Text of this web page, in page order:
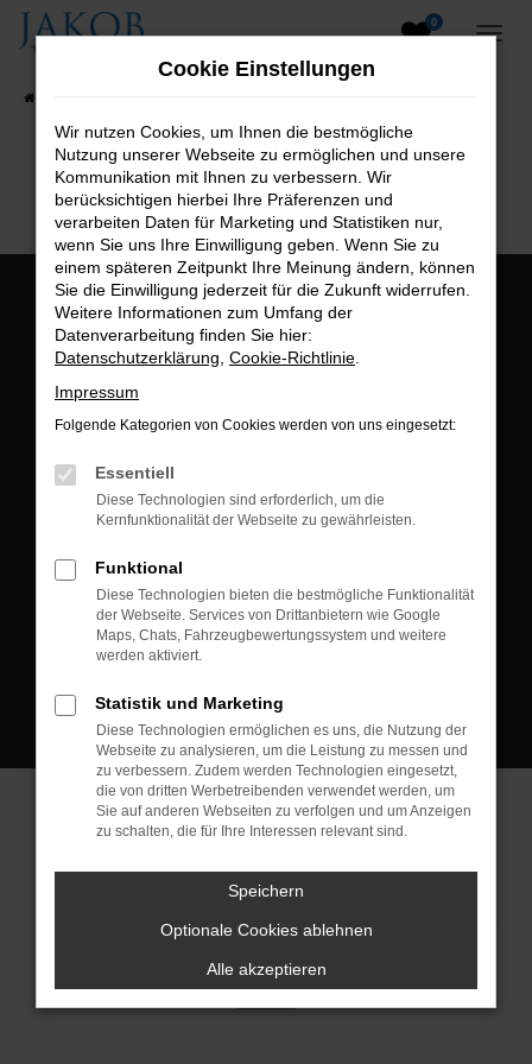
Zum
0
B2B-Shop
Öffnungszeiten:
Montag bis Freitag:
Postadresse:
Kontakt:
Tel.: +49 3745 760 90 20
Fax: +49 3745 760 90 21
Mail: fj@jakob-trading.com
Cookie Einstellungen
© 2026 Jakob Trading GmbH | Neustädter Straße 1 | DE-08223
Neustadt/Vogtland | fj@jakob-trading.com | Webdesign by audaris.de
Cookie Einstellungen
Wir nutzen Cookies, um Ihnen die bestmögliche
Nutzung unserer Webseite zu ermöglichen und unsere
Kommunikation mit Ihnen zu verbessern. Wir
berücksichtigen hierbei Ihre Präferenzen und
verarbeiten Daten für Marketing und Statistiken nur,
wenn Sie uns Ihre Einwilligung geben. Wenn Sie zu
einem späteren Zeitpunkt Ihre Meinung ändern, können
Sie die Einwilligung jederzeit für die Zukunft widerrufen.
Weitere Informationen zum Umfang der
Datenverarbeitung finden Sie hier:
Datenschutzerklärung Cookie-Richtlinie
Impressum
Folgende Kategorien von Cookies werden von uns eingesetzt:
Essentiell
Diese Technologien sind erforderlich, um die
Kernfunktionalität der Webseite zu gewährleisten.
Funktional
Diese Technologien bieten die bestmögliche Funktionalität
der Webseite. Services von Drittanbietern wie Google
Maps, Chats, Fahrzeugbewertungssystem und weitere
werden aktiviert.
Statistik und Marketing
Diese Technologien ermöglichen es uns, die Nutzung der
Webseite zu analysieren, um die Leistung zu messen und
zu verbessern. Zudem werden Technologien eingesetzt,
die von dritten Werbetreibenden verwendet werden, um
Sie auf anderen Webseiten zu verfolgen und um Anzeigen
zu schalten, die für Ihre Interessen relevant sind.
Speichern
Optionale Cookies ablehnen
Alle akzeptieren